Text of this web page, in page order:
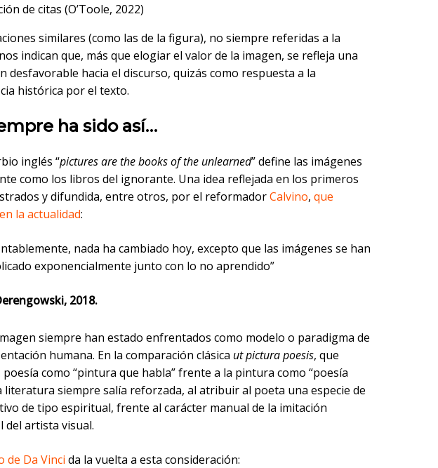
de citas (O’Toole, 2022)
similares (como las de la figura), no siempre referidas a la
indican que, más que elogiar el valor de la imagen, se refleja una
desfavorable hacia el discurso, quizás como respuesta a la
histórica por el texto.
ha sido así…
inglés “pictures are the books of the unlearned” define las imágenes
como los libros del ignorante. Una idea reflejada en los primeros
y difundida, entre otros, por el reformadorCalvino, que
la actualidad:
nada ha cambiado hoy, excepto que las imágenes se han
exponencialmente junto con lo no aprendido”
2018.
siempre han estado enfrentados como modelo o paradigma de
humana. En la comparación clásica ut pictura poesis, que
como “pintura que habla” frente a la pintura como “poesía
literatura siempre salía reforzada, al atribuir al poeta una especie de
de tipo espiritual, frente al carácter manual de la imitación
del artista visual.
de Da Vinci da la vuelta a esta consideración: